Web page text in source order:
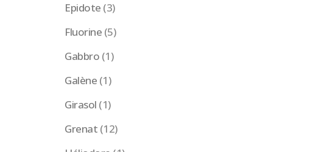
Epidote (3)
Fluorine (5)
Gabbro (1)
Galène (1)
Girasol (1)
Grenat (12)